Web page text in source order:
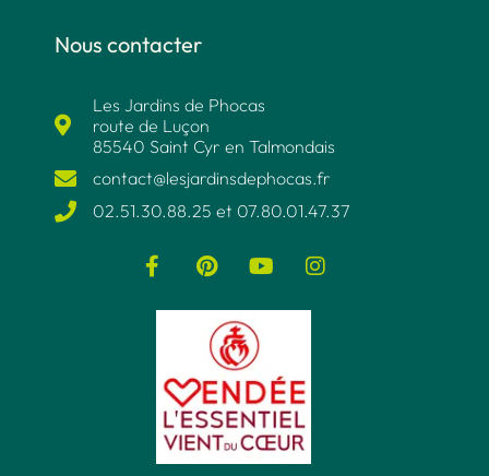
Nous contacter
Les Jardins de Phocas
route de Luçon
85540 Saint Cyr en Talmondais
contact@lesjardinsdephocas.fr​
02.51.30.88.25 et 07.80.01.47.37​